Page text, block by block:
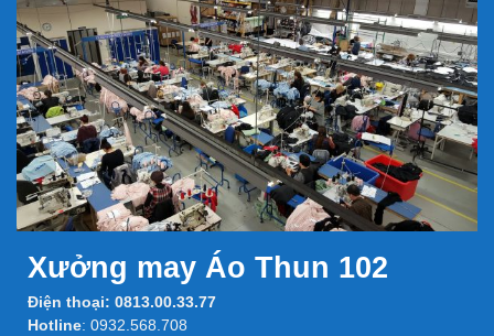
Xưởng may Áo Thun 102
Điện thoại: 0813.00.33.77
Hotline: 0932.568.708